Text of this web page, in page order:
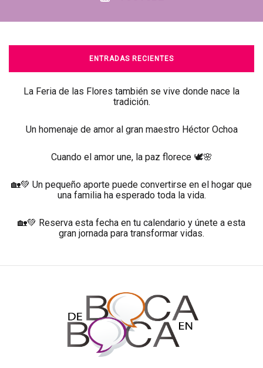
ENTRADAS RECIENTES
La Feria de las Flores también se vive donde nace la
tradición.
Un homenaje de amor al gran maestro Héctor Ochoa
Cuando el amor une, la paz florece 🕊️🌸
🏡💚 Un pequeño aporte puede convertirse en el hogar que
una familia ha esperado toda la vida.
🏡💚 Reserva esta fecha en tu calendario y únete a esta
gran jornada para transformar vidas.